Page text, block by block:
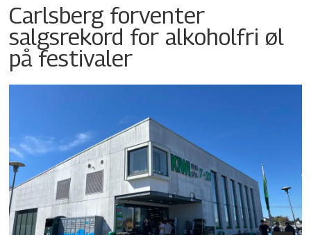
Carlsberg forventer
salgsrekord for alkoholfri øl
på festivaler